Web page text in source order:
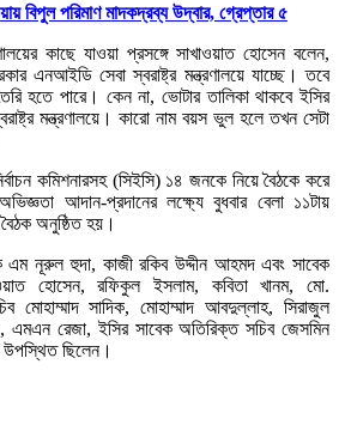
বিপুল প‌রিমাণ মাদকদ্রব্য উদ্বার, গ্রেপ্তার ৫
কাছে যাওয়া প্রসঙ্গে সাখাওয়াত হোসেন বলেন,
এনআইডি সেবা স্বরাষ্ট্র মন্ত্রণালয়ে যাচ্ছে। তবে
হতে পারে। কেন না, ভোটার তালিকা থাকবে ইসির
মন্ত্রণালয়ে। কারো নাম বয়স ভুল হলে তখন সেটা
কমিশনারসহ (সিইসি) ১৪ জনকে নিয়ে বৈঠকে করে
আদান-প্রদানের লক্ষ্যে বুধবার বেলা ১১টায়
অনুষ্ঠিত হয়।
নূরুল হুদা, কাজী রকিব উদ্দীন আহমদ এবং সাবেক
হোসেন, রফিকুল ইসলাম, কবিতা খানম, মো.
মোহাম্মাদ সাদিক, মোহাম্মাদ আবদুল্লাহ, সিরাজুল
এমএন রেজা, ইসির সাবেক অতিরিক্ত সচিব জেসমিন
উপস্থিত ছিলেন।